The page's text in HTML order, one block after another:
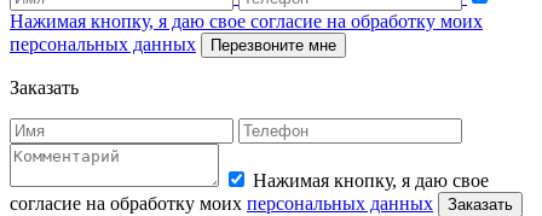
Нажимая кнопку, я даю свое согласие на обработку моих
персональных данных
Перезвоните мне
Заказать
Нажимая кнопку, я даю свое
согласие на обработку моих персональных данных Заказать